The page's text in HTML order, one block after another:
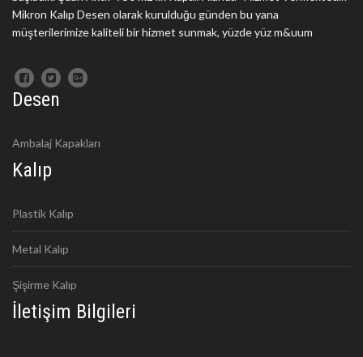
Mikron Kalıp Desen olarak kurulduğu günden bu yana
müşterilerimize kaliteli bir hizmet sunmak, yüzde yüz m&uum
Desen
Ambalaj Kapakları
Kalıp
Plastik Kalıp
Metal Kalıp
Şişirme Kalıp
İletişim Bilgileri